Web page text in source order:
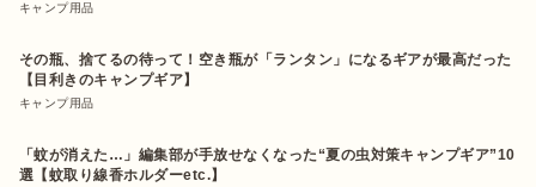
キャンプ用品
その瓶、捨てるの待って！空き瓶が「ランタン」になるギアが最高だった
【目利きのキャンプギア】
キャンプ用品
「蚊が消えた…」編集部が手放せなくなった“夏の虫対策キャンプギア”10
選【蚊取り線香ホルダーetc.】